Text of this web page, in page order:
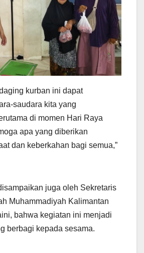
kurban ini dapat
saudara kita yang
di momen Hari Raya
apa yang diberikan
dan keberkahan bagi semua,”
juga oleh Sekretaris
Muhammadiyah Kalimantan
bahwa kegiatan ini menjadi
berbagi kepada sesama.